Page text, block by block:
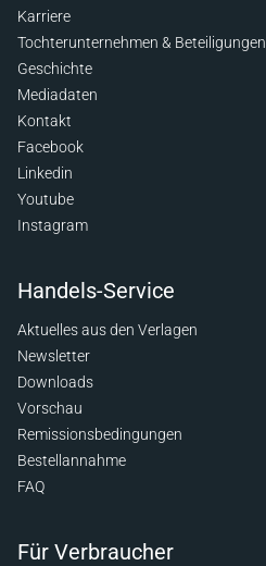
Karriere
Tochterunternehmen & Beteiligungen
Geschichte
Mediadaten
Kontakt
Facebook
Linkedin
Youtube
Instagram
Handels-Service
Aktuelles aus den Verlagen
Newsletter
Downloads
Vorschau
Remissionsbedingungen
Bestellannahme
FAQ
Für Verbraucher